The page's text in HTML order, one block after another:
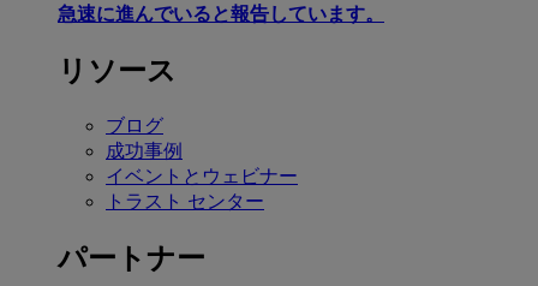
急速に進んでいると報告しています。
リソース
ブログ
成功事例
イベントとウェビナー
トラスト センター
パートナー